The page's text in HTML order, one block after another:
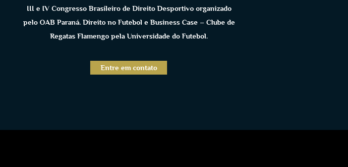
III e IV Congresso Brasileiro de Direito Desportivo organizado
pelo OAB Paraná. Direito no Futebol e Business Case – Clube de
Regatas Flamengo pela Universidade do Futebol.
Entre em contato